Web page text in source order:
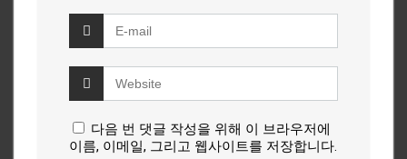
다음 번 댓글 작성을 위해 이 브라우저에
이름, 이메일, 그리고 웹사이트를 저장합니다.